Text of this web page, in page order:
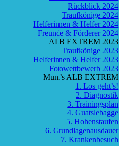
Rückblick 2024
Traufkönige 2024
Helferinnen & Helfer 2024
Freunde & Förderer 2024
ALB EXTREM 2023
Traufkönige 2023
Helferinnen & Helfer 2023
Fotowettbewerb 2023
Muni’s ALB EXTREM
1. Los geht’s!
2. Diagnostik
3. Trainingsplan
4. Guatslebagge
5. Hohenstaufen
6. Grundlagenausdauer
7. Krankenbesuch